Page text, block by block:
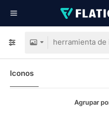
Iconos
Agrupar